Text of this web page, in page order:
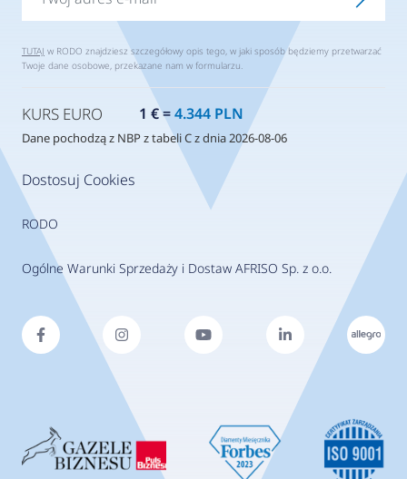
Dostosuj Cookies
RODO
Ogólne Warunki Sprzedaży i Dostaw AFRISO Sp. z o.o.
TUTAJ w RODO znajdziesz szczegółowy opis tego, w jaki sposób będziemy przetwarzać
Twoje dane osobowe, przekazane nam w formularzu.
KURS EURO 1 € =4.344 PLN
Dane pochodzą z NBP z tabeli C z dnia 2026-08-06